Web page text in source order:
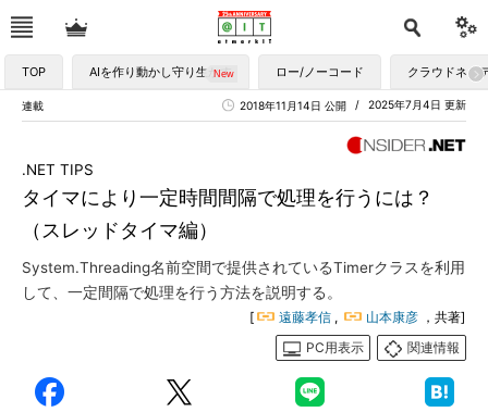
TOP AIを作り動かし守り生かす ロー/ノーコード クラウドネイ
連載 2025年7月4日 更新
2018年11月14日 公開
タイマにより一定時間間隔で処理を行うには？
（スレッドタイマ編）
.NET TIPS
System.Threading名前空間で提供されているTimerクラスを利用
して、一定間隔で処理を行う方法を説明する。
[ 遠藤孝信 , 山本康彦 ，共著]
PC用表示
関連情報